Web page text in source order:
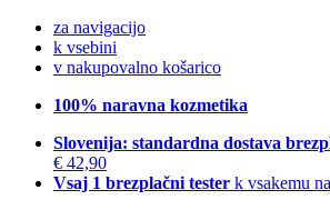
za navigacijo
k vsebini
v nakupovalno košarico
100% naravna kozmetika
Slovenija: standardna dostava
€ 42,90
Vsaj 1 brezplačni tester k vsakemu